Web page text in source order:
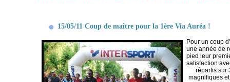
15/05/11 Coup de maître pour la 1ère Via Auréa !
Pour un coup
une année de
pied leur
satisfaction
répartis sur
magnifiques